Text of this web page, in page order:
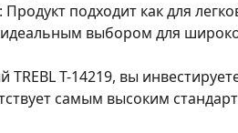
Продукт подходит как для
идеальным выбором для
T-14219, вы
самым высоким